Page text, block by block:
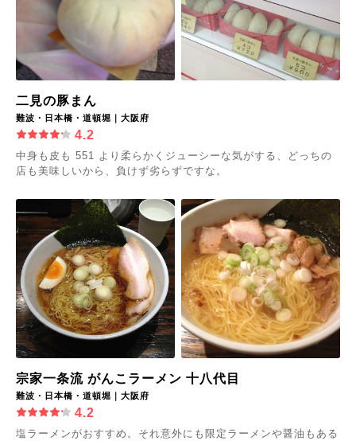
二見の豚まん
難波・日本橋・道頓堀｜大阪府
4.2
中身も皮も 551 より柔らかくジューシーな気がする、どっちの
店も美味しいから、負けず劣らずですな。
宗家一条流 がんこラーメン 十八代目
難波・日本橋・道頓堀｜大阪府
4.2
塩ラーメンがおすすめ。それ意外にも限定ラーメンや醤油もある